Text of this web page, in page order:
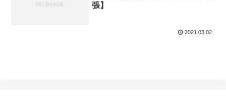
張】
2021.03.02